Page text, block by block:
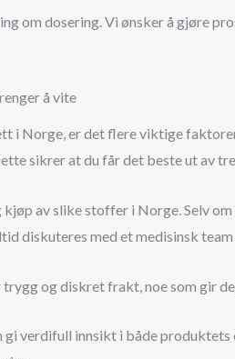
om dosering. Vi ønsker å gjøre
å vite
Norge, er det flere viktige
sikrer at du får det beste ut av
av slike stoffer i Norge. Selv
diskuteres med et medisinsk
og diskret frakt, noe som gir
verdifull innsikt i både